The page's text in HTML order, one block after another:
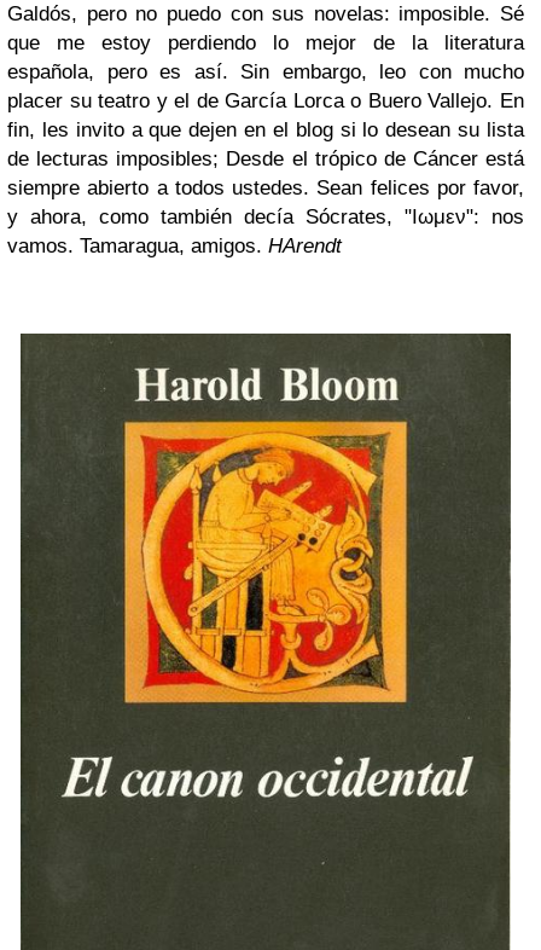
Galdós, pero no puedo con sus novelas: imposible. Sé
que me estoy perdiendo lo mejor de la literatura
española, pero es así. Sin embargo, leo con mucho
placer su teatro y el de García Lorca o Buero Vallejo. En
fin, les invito a que dejen en el blog si lo desean su lista
de lecturas imposibles; Desde el trópico de Cáncer está
siempre abierto a todos ustedes. Sean felices por favor,
y ahora, como también decía Sócrates, "Ιωμεν": nos
vamos. Tamaragua, amigos. HArendt